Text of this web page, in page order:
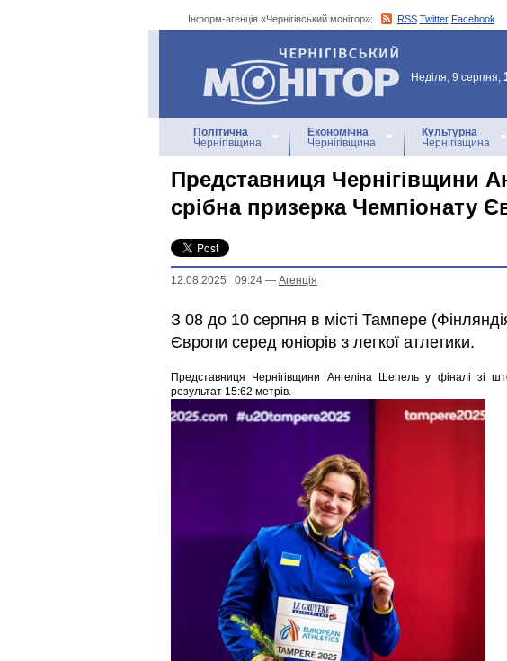
Інформ-агенція «Чернігівський монітор»: RSS Twitter Facebook
Інформ-агенція
«Чернігівський монітор»
Неділя, 9 серпня,
Політична
Чернігівщина
Економічна
Чернігівщина
Культурна
Чернігівщина
Представниця Чернігівщини
срібна призерка Чемпіонату
12.08.2025 09:24 — Агенцiя
З 08 до 10 серпня в місті Тампере
Європи серед юніорів з легкої атлетики.
Представниця Чернігівщини Ангеліна Шепель у фіналі зі
результат 15:62 метрів.